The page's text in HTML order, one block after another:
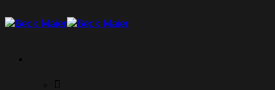
Inhalt